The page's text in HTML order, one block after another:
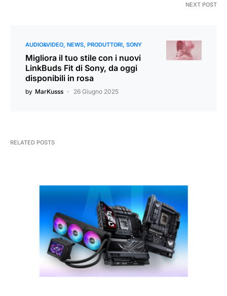
NEXT POST
AUDIO&VIDEO NEWS PRODUTTORI SONY
Migliora il tuo stile con i nuovi
LinkBuds Fit di Sony, da oggi
disponibili in rosa
by MarKusss 26 Giugno 2025
RELATED POSTS